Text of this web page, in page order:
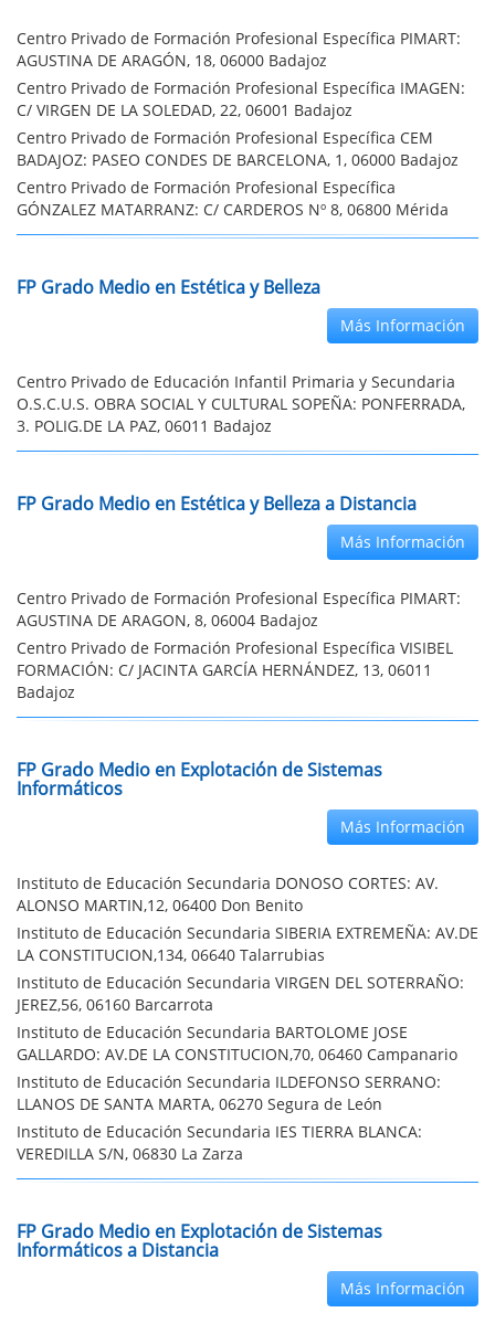
Centro Privado de Formación Profesional Específica PIMART:
AGUSTINA DE ARAGÓN, 18, 06000 Badajoz
Centro Privado de Formación Profesional Específica IMAGEN:
C/ VIRGEN DE LA SOLEDAD, 22, 06001 Badajoz
Centro Privado de Formación Profesional Específica CEM
BADAJOZ: PASEO CONDES DE BARCELONA, 1, 06000 Badajoz
Centro Privado de Formación Profesional Específica
GÓNZALEZ MATARRANZ: C/ CARDEROS Nº 8, 06800 Mérida
FP Grado Medio en Estética y Belleza
Más Información
Centro Privado de Educación Infantil Primaria y Secundaria
O.S.C.U.S. OBRA SOCIAL Y CULTURAL SOPEÑA: PONFERRADA,
3. POLIG.DE LA PAZ, 06011 Badajoz
FP Grado Medio en Estética y Belleza a Distancia
Más Información
Centro Privado de Formación Profesional Específica PIMART:
AGUSTINA DE ARAGON, 8, 06004 Badajoz
Centro Privado de Formación Profesional Específica VISIBEL
FORMACIÓN: C/ JACINTA GARCÍA HERNÁNDEZ, 13, 06011
Badajoz
FP Grado Medio en Explotación de Sistemas
Informáticos
Más Información
Instituto de Educación Secundaria DONOSO CORTES: AV.
ALONSO MARTIN,12, 06400 Don Benito
Instituto de Educación Secundaria SIBERIA EXTREMEÑA: AV.DE
LA CONSTITUCION,134, 06640 Talarrubias
Instituto de Educación Secundaria VIRGEN DEL SOTERRAÑO:
JEREZ,56, 06160 Barcarrota
Instituto de Educación Secundaria BARTOLOME JOSE
GALLARDO: AV.DE LA CONSTITUCION,70, 06460 Campanario
Instituto de Educación Secundaria ILDEFONSO SERRANO:
LLANOS DE SANTA MARTA, 06270 Segura de León
Instituto de Educación Secundaria IES TIERRA BLANCA:
VEREDILLA S/N, 06830 La Zarza
FP Grado Medio en Explotación de Sistemas
Informáticos a Distancia
Más Información